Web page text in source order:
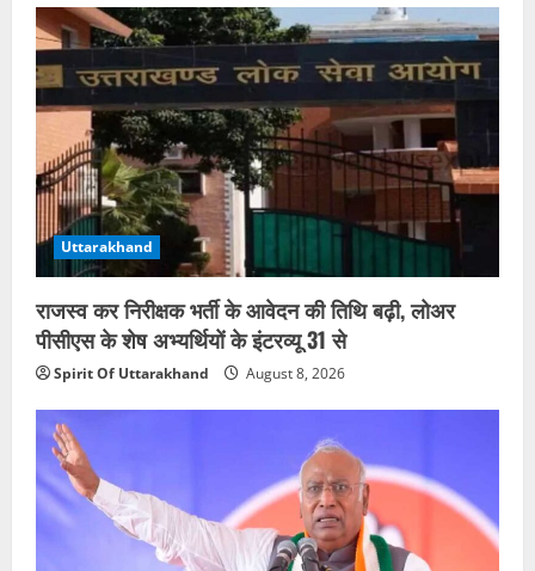
Uttarakhand
राजस्व कर निरीक्षक भर्ती के आवेदन की तिथि बढ़ी, लोअर
पीसीएस के शेष अभ्यर्थियों के इंटरव्यू 31 से
Spirit Of Uttarakhand August 8, 2026